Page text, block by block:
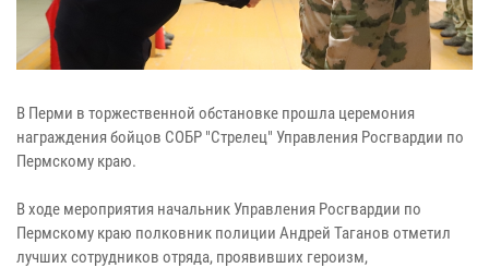
В Перми в торжественной обстановке прошла церемония
награждения бойцов СОБР "Стрелец" Управления Росгвардии по
Пермскому краю.
В ходе мероприятия начальник Управления Росгвардии по
Пермскому краю полковник полиции Андрей Таганов отметил
лучших сотрудников отряда, проявивших героизм,